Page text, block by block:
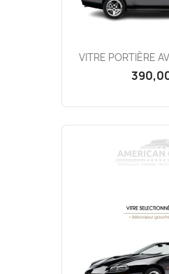
VITRE PORTIÈRE